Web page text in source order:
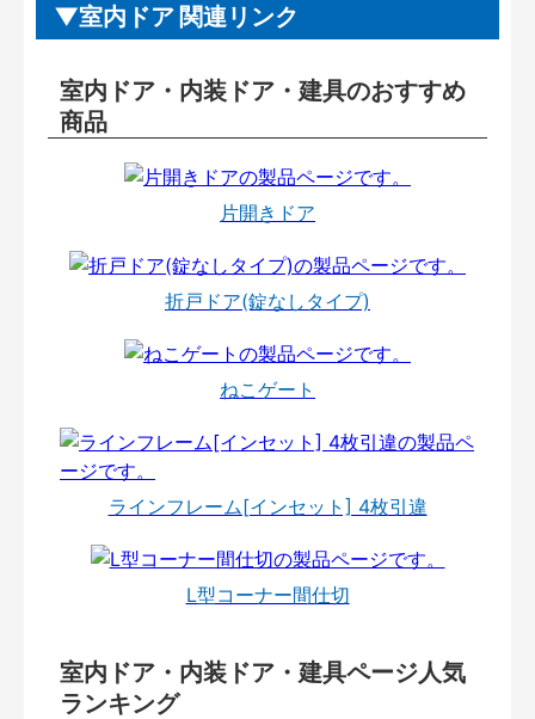
室内ドア 関連リンク
室内ドア・内装ドア・建具のおすすめ
商品
片開きドア
折戸ドア(錠なしタイプ)
ねこゲート
ラインフレーム[インセット] 4枚引違
L型コーナー間仕切
室内ドア・内装ドア・建具ページ人気
ランキング